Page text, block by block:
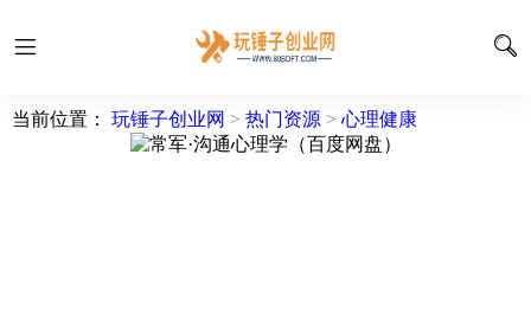
当前位置： 玩锤子创业网 > 热门资源 > 心理健康